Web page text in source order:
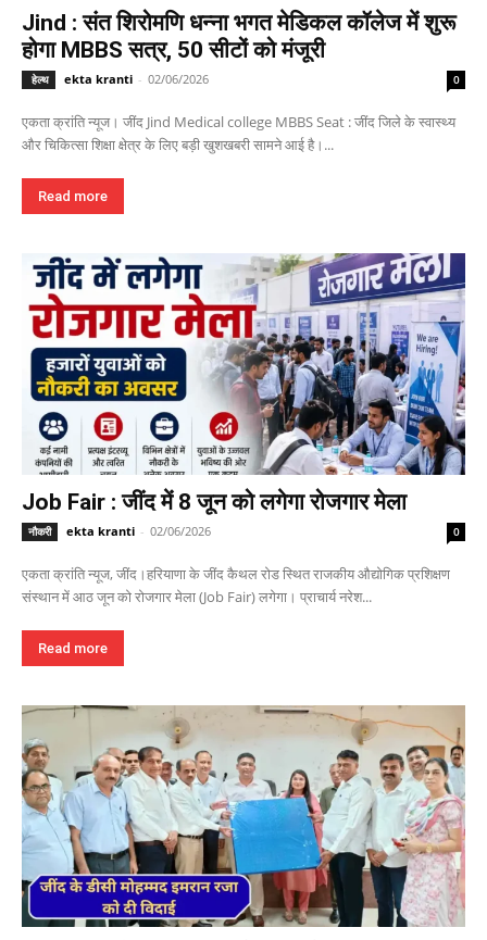
Jind : संत शिरोमणि धन्ना भगत मेडिकल कॉलेज में शुरू
होगा MBBS सत्र, 50 सीटों को मंजूरी
हेल्थ ekta kranti - 02/06/2026 0
एकता क्रांति न्यूज। जींद Jind Medical college MBBS Seat : जींद जिले के स्वास्थ्य
और चिकित्सा शिक्षा क्षेत्र के लिए बड़ी खुशखबरी सामने आई है।...
Read more
Job Fair : जींद में 8 जून को लगेगा रोजगार मेला
नौकरी ekta kranti - 02/06/2026 0
एकता क्रांति न्यूज, जींद।हरियाणा के जींद कैथल रोड स्थित राजकीय औद्योगिक प्रशिक्षण
संस्थान में आठ जून को रोजगार मेला (Job Fair) लगेगा। प्राचार्य नरेश...
Read more